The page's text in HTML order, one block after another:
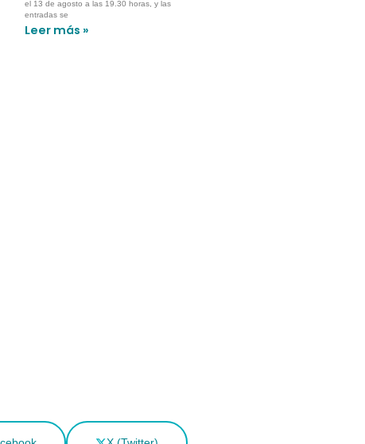
el 13 de agosto a las 19.30 horas, y las
entradas se
Leer más »